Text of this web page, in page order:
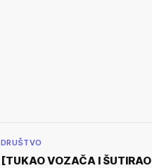
DRUŠTVO
[TUKAO VOZAČA I ŠUTIRAO